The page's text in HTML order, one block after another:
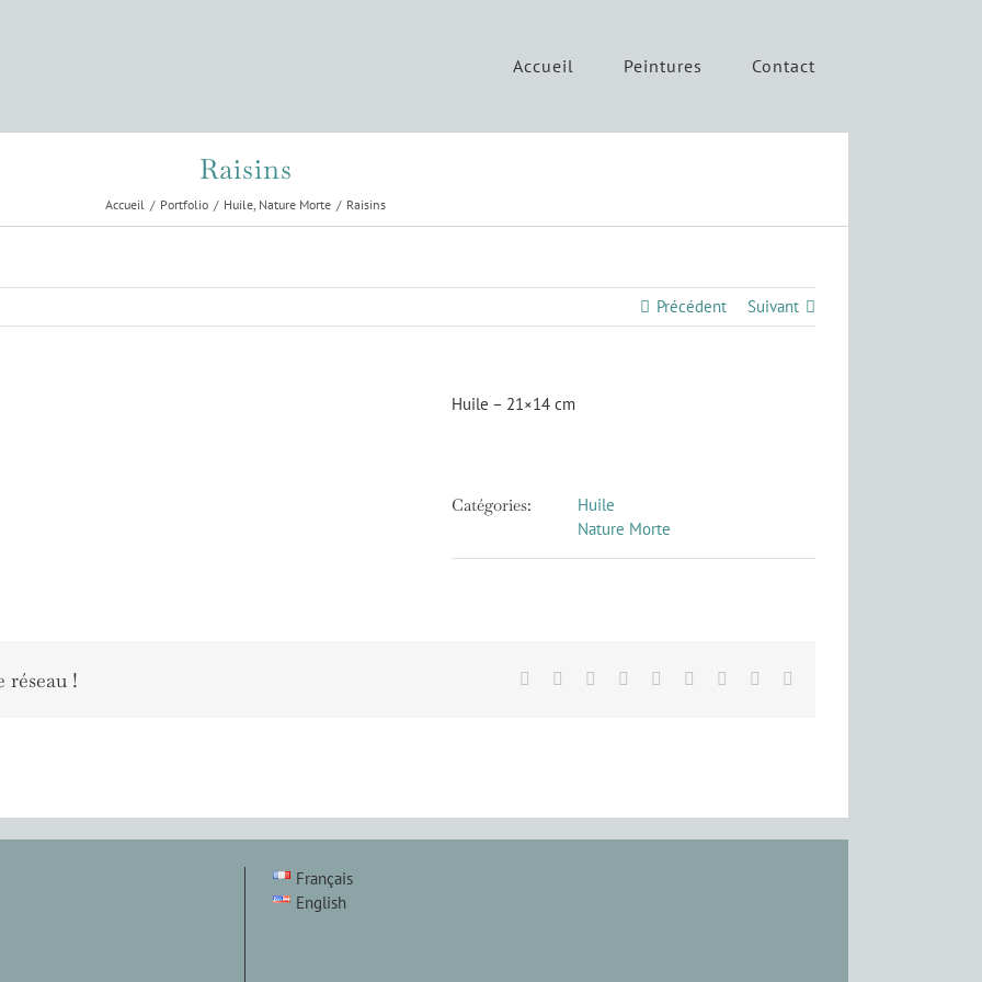
Accueil Peintures Contact
Raisins
Accueil Portfolio Huile Nature Morte Raisins
Précédent Suivant
Huile – 21×14 cm
Catégories:
Huile
Nature Morte
réseau ! Facebook Reddit LinkedInWhatsApp
TumblrPinterest
Français
English